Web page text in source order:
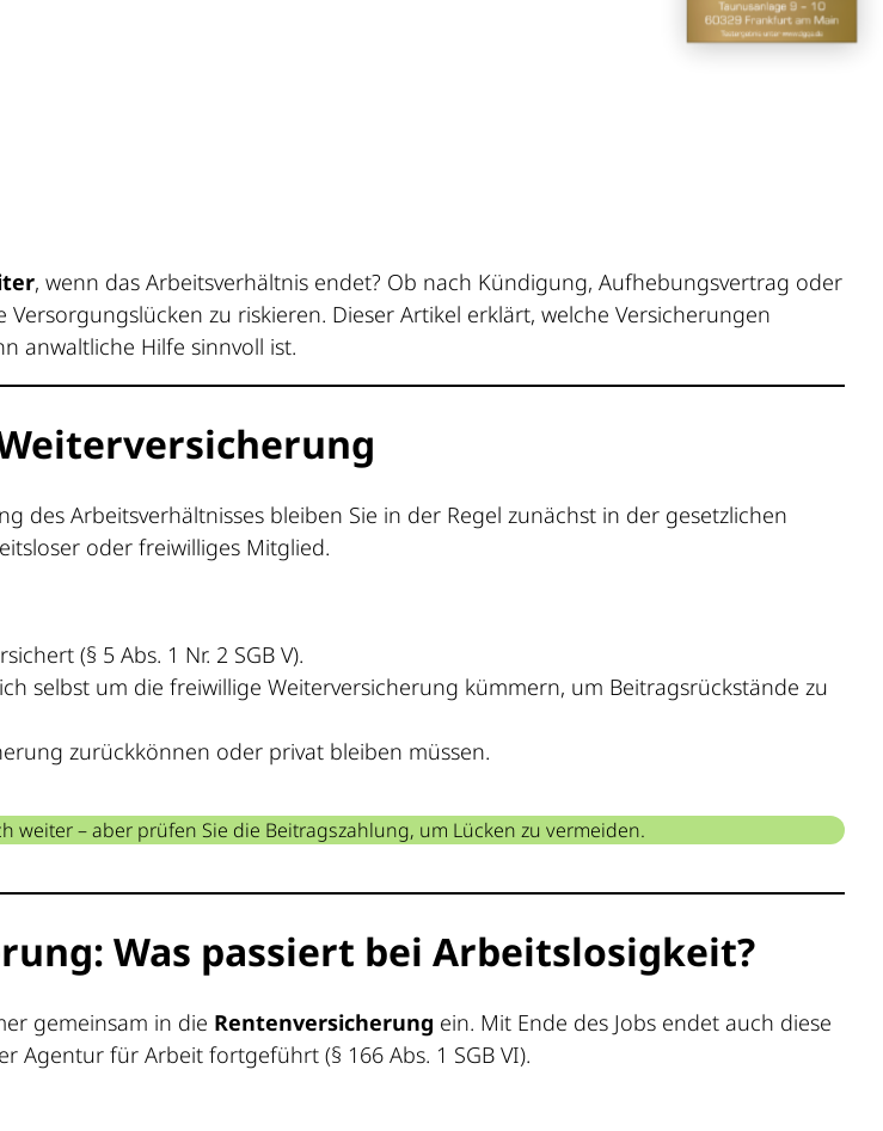
, wenn das Arbeitsverhältnis endet? Ob nach Kündigung, Aufhebungsvertrag oder
zu riskieren. Dieser Artikel erklärt, welche Versicherungen
anwaltliche Hilfe sinnvoll ist.
des Arbeitsverhältnisses bleiben Sie in der Regel zunächst in der gesetzlichen
oder freiwilliges Mitglied.
(§ 5 Abs. 1 Nr. 2 SGB V).
selbst um die freiwillige Weiterversicherung kümmern, um Beitragsrückstände zu
zurückkönnen oder privat bleiben müssen.
– aber prüfen Sie die Beitragszahlung, um Lücken zu vermeiden.
Was passiert bei Arbeitslosigkeit?
gemeinsam in die Rentenversicherung ein. Mit Ende des Jobs endet auch diese
Agentur für Arbeit fortgeführt (§ 166 Abs. 1 SGB VI).